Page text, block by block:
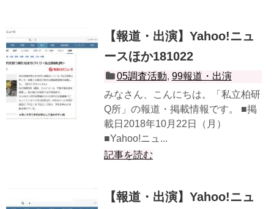
【報道・出演】Yahoo!ニュ
ースほか181022
05調査活動, 99報道・出演
みなさん、こんにちは。「私立柏研
Q所」の報道・掲載情報です。 ■掲
載日2018年10月22日（月）
■Yahoo!ニュ...
記事を読む
【報道・出演】Yahoo!ニュ